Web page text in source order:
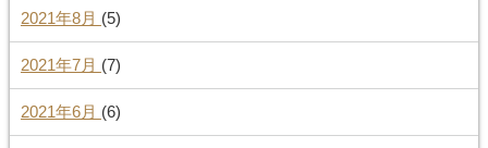
2021年8月 (5)
2021年7月 (7)
2021年6月 (6)